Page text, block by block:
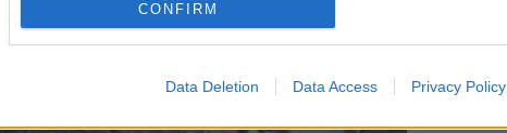
CONFIRM
Data Deletion Data Access Privacy Policy